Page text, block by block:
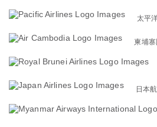
太平
柬埔
日本